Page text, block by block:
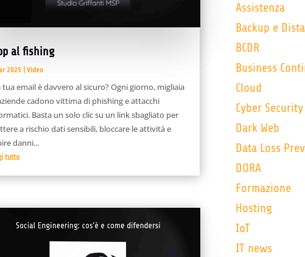
al fishing
2025 Video
tua email è davvero al sicuro? Ogni giorno, migliaia
cadono vittima di phishing e attacchi
Basta un solo clic su un link sbagliato per
a rischio dati sensibili, bloccare le attività e
danni...
tutto
Assistenza
Backup e
BCDR
Business
Cloud
Cyber Security
Dark Web
Data Loss
DORA
Formazione
Hosting
IoT
IT news